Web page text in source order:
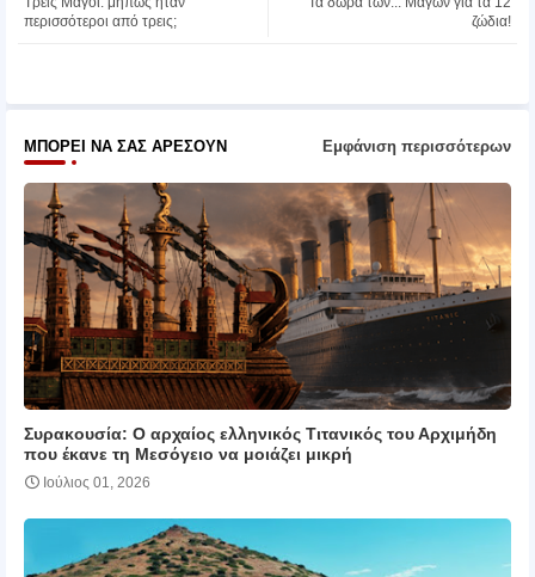
atsa
ζώδια!
περισσότεροι από τρεις;
ΜΠΟΡΕΊ ΝΑ ΣΑΣ ΑΡΈΣΟΥΝ Εμφάνιση περισσότερων
Συρακουσία: Ο αρχαίος ελληνικός Τιτανικός του Αρχιμήδη
που έκανε τη Μεσόγειο να μοιάζει μικρή
Ιούλιος 01, 2026